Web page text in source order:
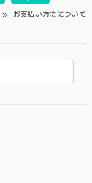
お支払い方法について